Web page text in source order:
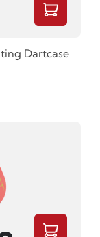
Dartcase